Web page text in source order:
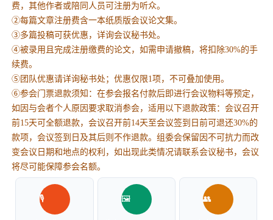
费，其他作者或陪同人员可注册为听众。
②每篇文章注册费含一本纸质版会议论文集。
③多篇投稿可获优惠，详询会议秘书处。
④被录用且完成注册缴费的论文，如需申请撤稿，将扣除30%的手
续费。
⑤团队优惠请详询秘书处；优惠仅限1项，不可叠加使用。
⑥参会门票退款须知：在参会报名付款后即进行会议物料等预定，
如因与会者个人原因要求取消参会，适用以下退款政策：会议召开
前15天可全额退款，会议召开前14天至会议签到日前可退还30%的
款项，会议签到日及其后则不作退款。组委会保留因不可抗力而改
变会议日期和地点的权利，如出现此类情况请联系会议秘书，会议
将尽可能保障参会名额。
🎙️ 🖼️ 👥